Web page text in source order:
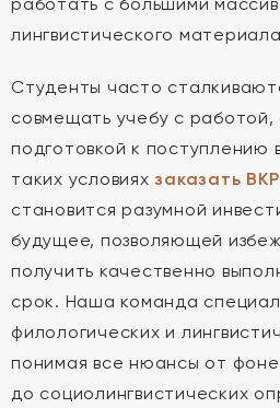
лингвистического
Студенты часто
совмещать учебу с работой,
подготовкой к поступлению
таких условияхзаказать
становится разумной
будущее, позволяющей
получить качественно
срок. Наша команда
филологических и
понимая все нюансы от
до социолингвистических